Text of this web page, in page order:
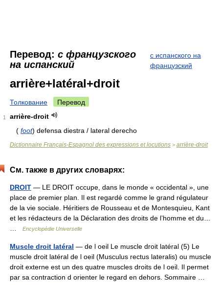
Перевод: с французского
на испанский
с испанского на
французский
arrière+latéral+droit
Толкование Перевод
1
arrière-droit
( foot) defensa diestra / lateral derecho
Dictionnaire Français-Espagnol des expressions et locutions > arrière-droit
См. также в других словарях:
DROIT — LE DROIT occupe, dans le monde « occidental », une
place de premier plan. Il est regardé comme le grand régulateur
de la vie sociale. Héritiers de Rousseau et de Montesquieu, Kant
et les rédacteurs de la Déclaration des droits de l’homme et du…
Encyclopédie Universelle
Muscle droit latéral — de l oeil Le muscle droit latéral (5) Le
muscle droit latéral de l oeil (Musculus rectus lateralis) ou muscle
droit externe est un des quatre muscles droits de l oeil. Il permet
par sa contraction d orienter le regard en dehors. Sommaire …